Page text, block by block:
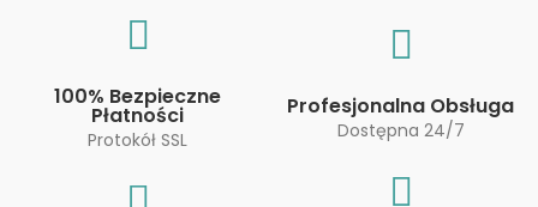
100% Bezpieczne
Płatności
Protokół SSL
Profesjonalna Obsługa
Dostępna 24/7